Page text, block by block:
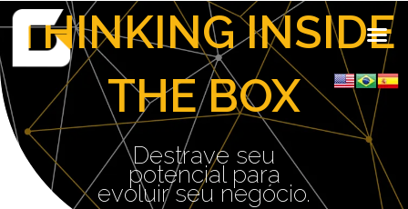
THINKING INSIDE
THE BOX
Destrave seu
potencial para
evoluir seu negócio.